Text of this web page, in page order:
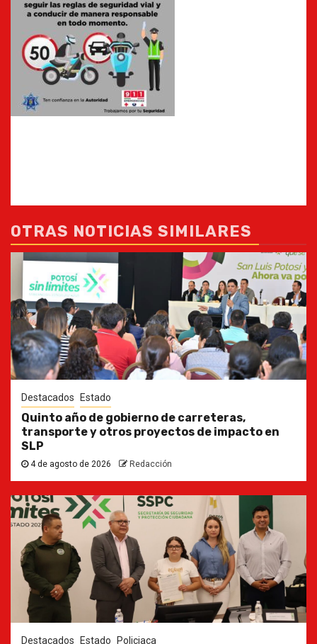
OTRAS NOTICIAS SIMILARES
Destacados Estado
Quinto año de gobierno de carreteras,
transporte y otros proyectos de impacto en
SLP
4 de agosto de 2026 Redacción
Destacados Estado Policiaca